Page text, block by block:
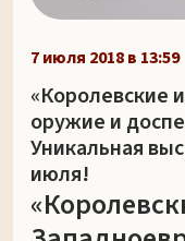
7 июля 2018 в 13:59
«Королевские
оружие и
Уникальная
июля!